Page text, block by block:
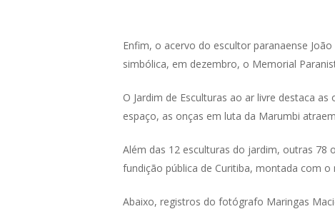
Enfim, o acervo do escultor paranaense
simbólica, em dezembro, o Memorial
O Jardim de Esculturas ao ar livre destaca
espaço, as onças em luta da Marumbi
Além das 12 esculturas do jardim, outras
fundição pública de Curitiba, montada com
Abaixo, registros do fotógrafo Maringas